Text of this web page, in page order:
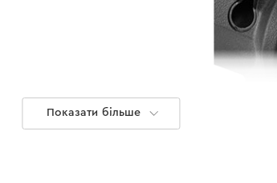
Показати більше